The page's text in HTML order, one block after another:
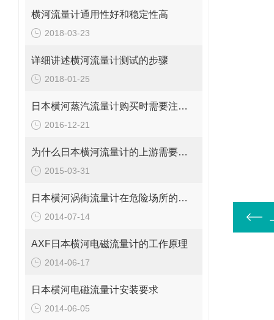
横河流量计通用性好和稳定性高
2018-03-23
详细讲述横河流量计测试的步骤
2018-01-25
日本横河蒸汽流量计购买时需要注意些什么
2016-12-21
为什么日本横河流量计的上游需要一定长度的直管段？
2015-03-31
日本横河涡街流量计在危险场所的防爆等级
2014-07-14
AXF日本横河电磁流量计的工作原理
2014-06-17
日本横河电磁流量计安装要求
2014-06-05